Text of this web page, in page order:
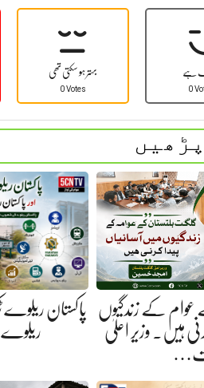
بہتر ہو سکتی تھی
0 Votes
ہے
0
عوام کے زندگیوں
ہیں. وزیر اعلیٰ
پاکستان
ریلوے